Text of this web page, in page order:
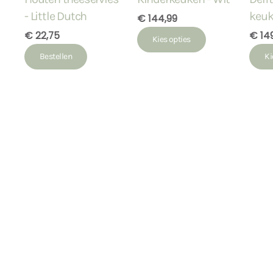
- Little Dutch
€ 22,75
Bestellen
€ 144,99
Kies opties €